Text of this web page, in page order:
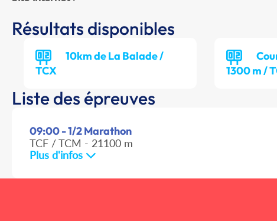
Résultats disponibles
10km de La Balade /
TCX
1300 m /
Liste des épreuves
09:00 - 1/2 Marathon
TCF / TCM - 21100 m
Plus d'infos